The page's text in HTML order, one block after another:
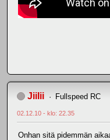
JiiIii Fullspeed RC
02.12.10 - klo: 22.35
Onhan sitä pidemmän